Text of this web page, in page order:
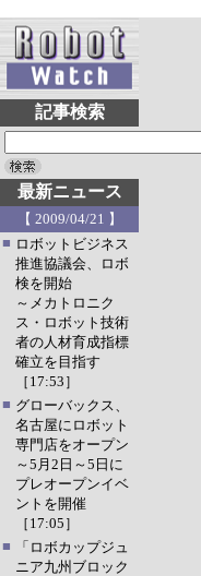
記事検索
最新ニュース
【 2009/04/21 】
■ ロボットビジネス
推進協議会、ロボ
検を開始
～メカトロニク
ス・ロボット技術
者の人材育成指標
確立を目指す
［17:53］
■ グローバックス、
名古屋にロボット
専門店をオープン
～5月2日～5日に
プレオープンイベ
ントを開催
［17:05］
■
「ロボカップジュ
ニア九州ブロック